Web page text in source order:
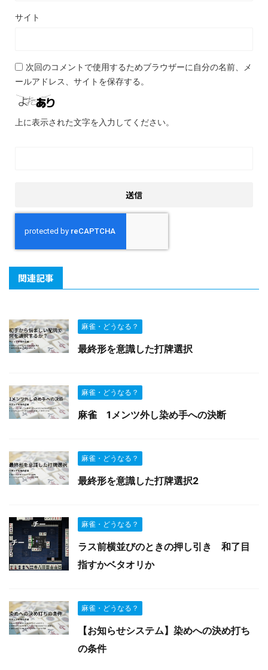
サイト
次回のコメントで使用するためブラウザーに自分の名前、メ
ールアドレス、サイトを保存する。
上に表示された文字を入力してください。
関連記事
麻雀・どうなる？
最終形を意識した打牌選択
麻雀・どうなる？
麻雀 1メンツ外し染め手への決断
麻雀・どうなる？
最終形を意識した打牌選択2
麻雀・どうなる？
ラス前横並びのときの押し引き 和了目
指すかベタオリか
麻雀・どうなる？
【お知らせシステム】染めへの決め打ち
の条件